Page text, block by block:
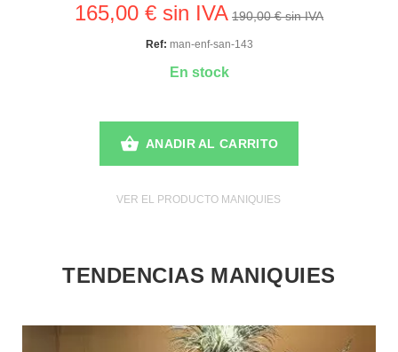
165,00 € sin IVA 190,00 € sin IVA
Ref: man-enf-san-143
En stock
ANADIR AL CARRITO
VER EL PRODUCTO MANIQUIES
TENDENCIAS MANIQUIES